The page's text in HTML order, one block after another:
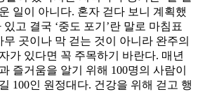
일이 아니다. 혼자 걷다 보니 계획했
고 결국 ‘중도 포기’란 말로 마침표
곳이나 막 걷는 것이 아니라 완주의
가 있다면 꼭 주목하기 바란다. 매년
즐거움을 알기 위해 100명의 사람이
100인 원정대다. 건강을 위해 걷고 행